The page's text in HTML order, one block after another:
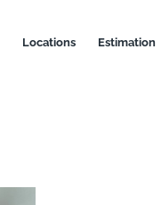
locations estimation